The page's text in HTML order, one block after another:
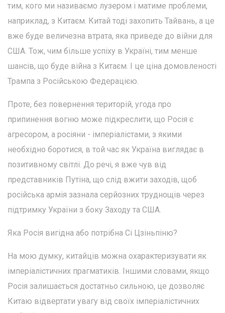
тим, кого ми називаємо лузером і матиме проблеми,
наприклад, з Китаєм. Китай тоді захопить Тайвань, а це
вже буде величезна втрата, яка приведе до війни для
США. Тож, чим більше успіху в Україні, тим менше
шансів, що буде війна з Китаєм. І це ціна домовленості
Трампа з Російською Федерацією.
Проте, без повернення територій, угода про
припинення вогню може підкреслити, що Росія є
агресором, а росіяни - імперіалістами, з якими
необхідно боротися, в той час як Україна виглядає в
позитивному світлі. До речі, я вже чув від
представників Путіна, що слід вжити заходів, щоб
російська армія зазнала серйозних труднощів через
підтримку України з боку Заходу та США.
Яка Росія вигідна або потрібна Сі Цзіньпіню?
На мою думку, китайців можна охарактеризувати як
імперіалістичних прагматиків. Іншими словами, якщо
Росія залишається достатньо сильною, це дозволяє
Китаю відвертати увагу від своїх імперіалістичних